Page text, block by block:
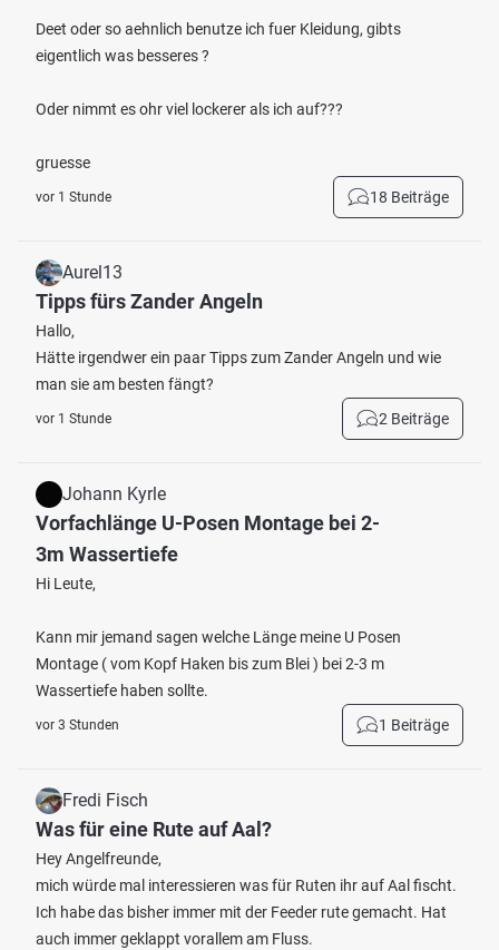
Deet oder so aehnlich benutze ich fuer Kleidung, gibts
eigentlich was besseres ?
Oder nimmt es ohr viel lockerer als ich auf???
gruesse
vor 1 Stunde 18 Beiträge
Aurel13
Tipps fürs Zander Angeln
Hallo,
Hätte irgendwer ein paar Tipps zum Zander Angeln und wie
man sie am besten fängt?
vor 1 Stunde 2 Beiträge
Johann Kyrle
Vorfachlänge U-Posen Montage bei 2-
3m Wassertiefe
Hi Leute,
Kann mir jemand sagen welche Länge meine U Posen
Montage ( vom Kopf Haken bis zum Blei ) bei 2-3 m
Wassertiefe haben sollte.
vor 3 Stunden 1 Beiträge
Fredi Fisch
Was für eine Rute auf Aal?
Hey Angelfreunde,
mich würde mal interessieren was für Ruten ihr auf Aal fischt.
Ich habe das bisher immer mit der Feeder rute gemacht. Hat
auch immer geklappt vorallem am Fluss.